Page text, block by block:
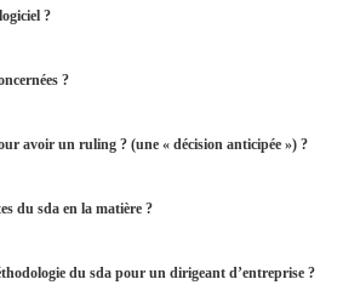
?
?
avoir un ruling ? (une « décision anticipée ») ?
du sda en la matière ?
du sda pour un dirigeant d’entreprise ?